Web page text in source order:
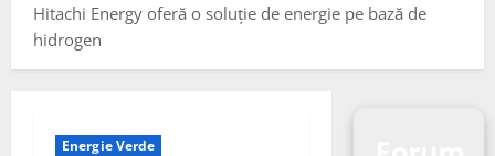
Hitachi Energy oferă o soluție de energie pe bază de
hidrogen
Energie Verde